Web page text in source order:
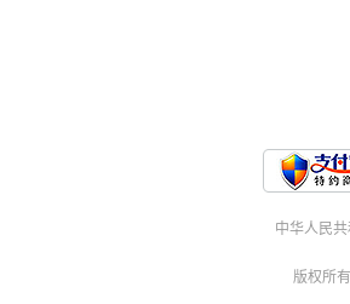
中华人民
版权所